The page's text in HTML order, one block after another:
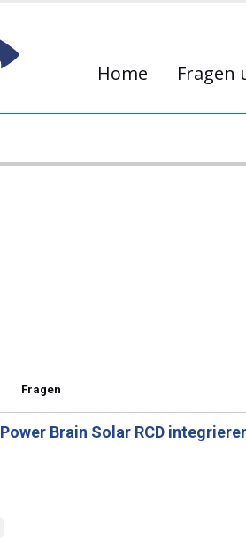
Home Fragen
Fragen
Power Brain Solar RCD